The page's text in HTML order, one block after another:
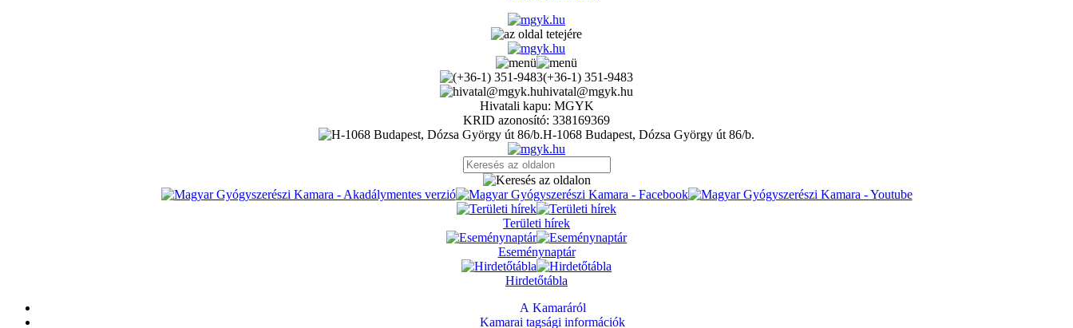
(+36-1) 351-9483
hivatal@mgyk.hu
Hivatali kapu: MGYK
KRID azonosító: 338169369
H-1068 Budapest, Dózsa György út 86/b.
Területi hírek
Eseménynaptár
Hirdetőtábla
A Kamaráról
Kamarai tagsági információk